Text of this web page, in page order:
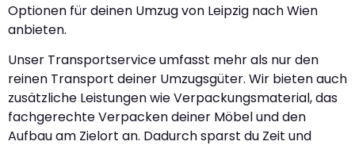
Optionen für deinen Umzug von Leipzig nach Wien
anbieten.
Unser Transportservice umfasst mehr als nur den
reinen Transport deiner Umzugsgüter. Wir bieten auch
zusätzliche Leistungen wie Verpackungsmaterial, das
fachgerechte Verpacken deiner Möbel und den
Aufbau am Zielort an. Dadurch sparst du Zeit und